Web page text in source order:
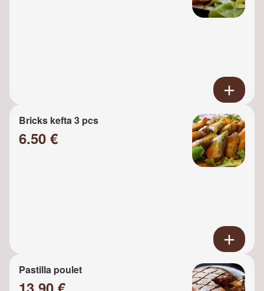
Bricks kefta 3 pcs
6.50 €
Pastilla poulet